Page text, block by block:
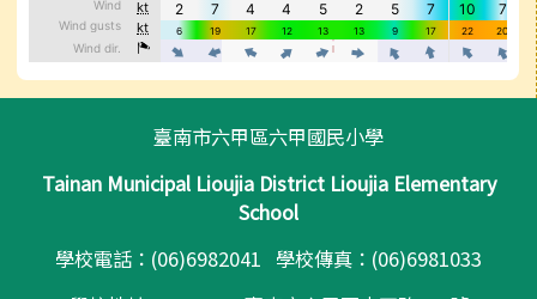
頁尾區域內容臺南市六甲區六甲國民小學
Tainan Municipal Lioujia District Lioujia Elementary
School
學校電話：(06)6982041 學校傳真：(06)6981033